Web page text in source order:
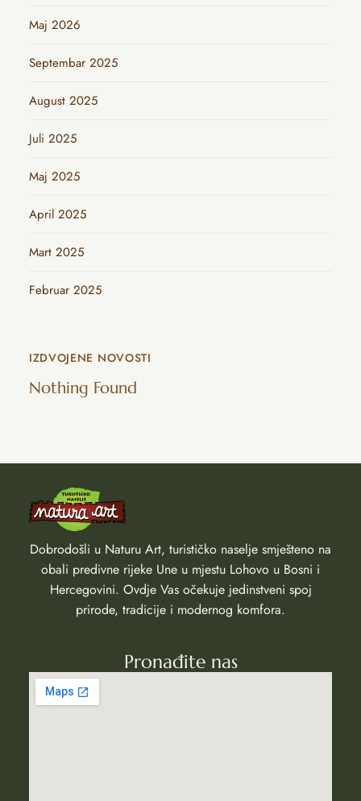
Maj 2026
Septembar 2025
August 2025
Juli 2025
Maj 2025
April 2025
Mart 2025
Februar 2025
IZDVOJENE NOVOSTI
Nothing Found
Dobrodošli u Naturu Art, turističko naselje smješteno na
obali predivne rijeke Une u mjestu Lohovo u Bosni i
Hercegovini. Ovdje Vas očekuje jedinstveni spoj
prirode, tradicije i modernog komfora.
Pronađite nas